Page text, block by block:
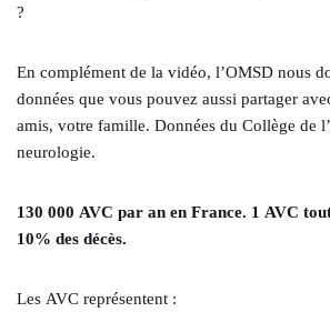
?
En complément de la vidéo, l’OMSD nous
données que vous pouvez aussi partager
amis, votre famille. Données du Collège de
neurologie.
130 000 AVC par an en France. 1 AVC
10% des décès.
Les AVC représentent :